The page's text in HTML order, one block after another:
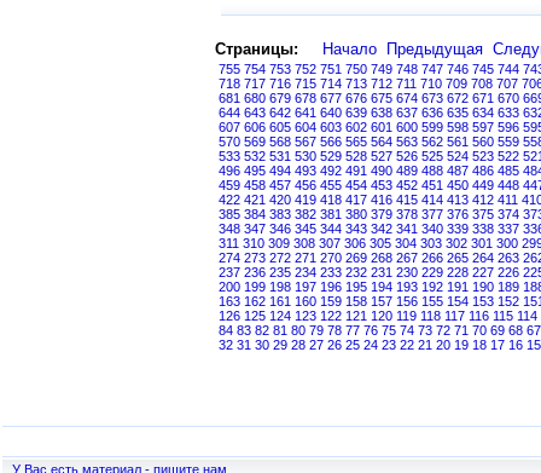
Страницы: Начало Предыдущая
755 754 753 752 751 750 749 748 747 746 745 744
718 717 716 715 714 713 712 711 710 709 708 707
681 680 679 678 677 676 675 674 673 672 671 670
644 643 642 641 640 639 638 637 636 635 634 633
607 606 605 604 603 602 601 600 599 598 597 596
570 569 568 567 566 565 564 563 562 561 560 559
533 532 531 530 529 528 527 526 525 524 523 522
496 495 494 493 492 491 490 489 488 487 486 485
459 458 457 456 455 454 453 452 451 450 449 448
422 421 420 419 418 417 416 415 414 413 412 411
385 384 383 382 381 380 379 378 377 376 375 374
348 347 346 345 344 343 342 341 340 339 338 337
311 310 309 308 307 306 305 304 303 302 301 300
274 273 272 271 270 269 268 267 266 265 264 263
237 236 235 234 233 232 231 230 229 228 227 226
200 199 198 197 196 195 194 193 192 191 190 189
163 162 161 160 159 158 157 156 155 154 153 152
126 125 124 123 122 121 120 119 118 117 116 115 114
84 83 82 81 80 79 78 77 76 75 74 73 72 71 70 69 68 67
32 31 30 29 28 27 26 25 24 23 22 21 20 19 18 17 16 15
У Вас есть материал - пишите нам